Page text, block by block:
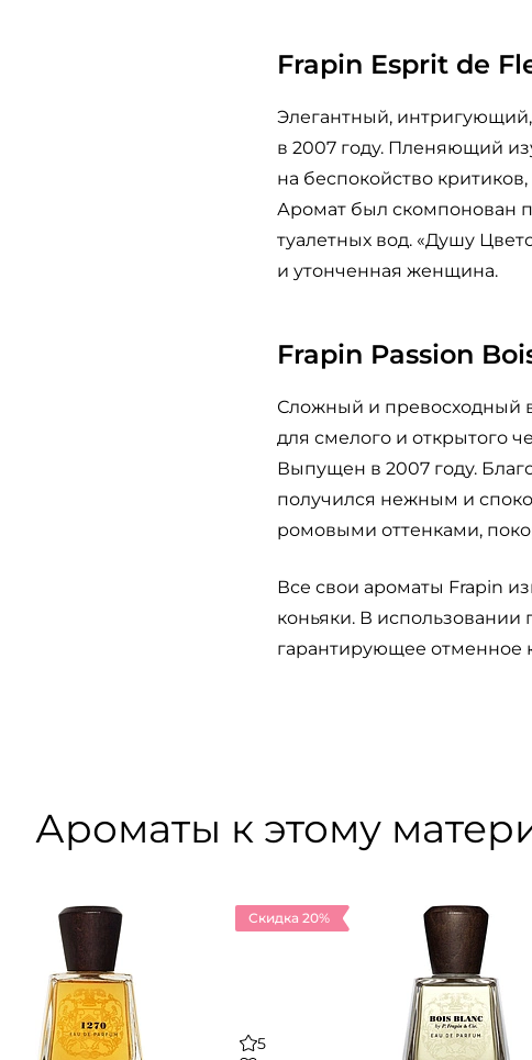
Frapin Esprit de
Элегантный,
в 2007 году. Пленяющий
на беспокойство
Аромат был скомпонован
туалетных вод. «Душу
и утонченная женщина.
Frapin Passion
Сложный и превосходный
для смелого и открытого
Выпущен в 2007 году.
получился нежным и
ромовыми оттенками,
Все свои ароматы Frapin
коньяки. В
гарантирующее отменное
Ароматы к этому
Скидка 20%
5